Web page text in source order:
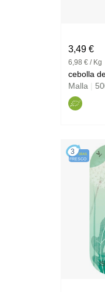
3,49 €
6,98 € / Kg
Malla
3 DÍAS
FRESCO